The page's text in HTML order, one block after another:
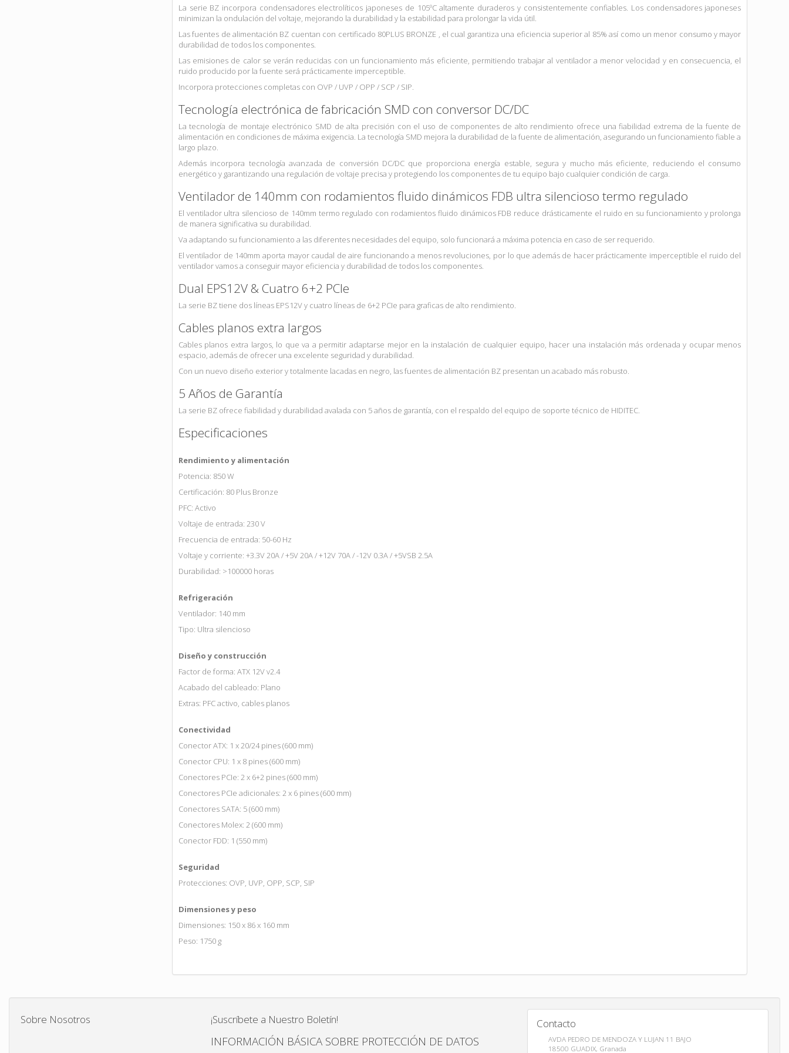
La serie BZ incorpora condensadores electrolíticos japoneses de 105ºC altamente duraderos y consistentemente confiables. Los condensadores japoneses
minimizan la ondulación del voltaje, mejorando la durabilidad y la estabilidad para prolongar la vida útil.
Las fuentes de alimentación BZ cuentan con certificado 80PLUS BRONZE , el cual garantiza una eficiencia superior al 85% así como un menor consumo y mayor
durabilidad de todos los componentes.
Las emisiones de calor se verán reducidas con un funcionamiento más eficiente, permitiendo trabajar al ventilador a menor velocidad y en consecuencia, el
ruido producido por la fuente será prácticamente imperceptible.
Incorpora protecciones completas con OVP / UVP / OPP / SCP / SIP.
Tecnología electrónica de fabricación SMD con conversor DC/DC
La tecnología de montaje electrónico SMD de alta precisión con el uso de componentes de alto rendimiento ofrece una fiabilidad extrema de la fuente de
alimentación en condiciones de máxima exigencia. La tecnología SMD mejora la durabilidad de la fuente de alimentación, asegurando un funcionamiento fiable a
largo plazo.
Además incorpora tecnología avanzada de conversión DC/DC que proporciona energía estable, segura y mucho más eficiente, reduciendo el consumo
energético y garantizando una regulación de voltaje precisa y protegiendo los componentes de tu equipo bajo cualquier condición de carga.
Ventilador de 140mm con rodamientos fluido dinámicos FDB ultra silencioso termo regulado
El ventilador ultra silencioso de 140mm termo regulado con rodamientos fluido dinámicos FDB reduce drásticamente el ruido en su funcionamiento y prolonga
de manera significativa su durabilidad.
Va adaptando su funcionamiento a las diferentes necesidades del equipo, solo funcionará a máxima potencia en caso de ser requerido.
El ventilador de 140mm aporta mayor caudal de aire funcionando a menos revoluciones, por lo que además de hacer prácticamente imperceptible el ruido del
ventilador vamos a conseguir mayor eficiencia y durabilidad de todos los componentes.
Dual EPS12V & Cuatro 6+2 PCIe
La serie BZ tiene dos líneas EPS12V y cuatro líneas de 6+2 PCIe para graficas de alto rendimiento.
Cables planos extra largos
Cables planos extra largos, lo que va a permitir adaptarse mejor en la instalación de cualquier equipo, hacer una instalación más ordenada y ocupar menos
espacio, además de ofrecer una excelente seguridad y durabilidad.
Con un nuevo diseño exterior y totalmente lacadas en negro, las fuentes de alimentación BZ presentan un acabado más robusto.
5 Años de Garantía
La serie BZ ofrece fiabilidad y durabilidad avalada con 5 años de garantía, con el respaldo del equipo de soporte técnico de HIDITEC.
Especificaciones
Rendimiento y alimentación
Potencia: 850 W
Certificación: 80 Plus Bronze
PFC: Activo
Voltaje de entrada: 230 V
Frecuencia de entrada: 50-60 Hz
Voltaje y corriente: +3.3V 20A / +5V 20A / +12V 70A / -12V 0.3A / +5VSB 2.5A
Durabilidad: >100000 horas
Refrigeración
Ventilador: 140 mm
Tipo: Ultra silencioso
Diseño y construcción
Factor de forma: ATX 12V v2.4
Acabado del cableado: Plano
Extras: PFC activo, cables planos
Conectividad
Conector ATX: 1 x 20/24 pines (600 mm)
Conector CPU: 1 x 8 pines (600 mm)
Conectores PCIe: 2 x 6+2 pines (600 mm)
Conectores PCIe adicionales: 2 x 6 pines (600 mm)
Conectores SATA: 5 (600 mm)
Conectores Molex: 2 (600 mm)
Conector FDD: 1 (550 mm)
Seguridad
Protecciones: OVP, UVP, OPP, SCP, SIP
Dimensiones y peso
Dimensiones: 150 x 86 x 160 mm
Peso: 1750 g
Sobre Nosotros ¡Suscríbete a Nuestro Boletín!
INFORMACIÓN BÁSICA SOBRE PROTECCIÓN DE DATOS
Contacto
AVDA PEDRO DE MENDOZA Y LUJAN 11 BAJO
18500 GUADIX, Granada